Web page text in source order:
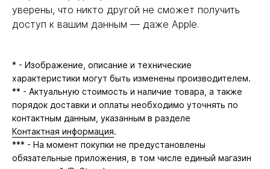
уверены, что никто другой не сможет получить
доступ к вашим данным — даже Apple.
* - Изображение, описание и технические
характеристики могут быть изменены производителем.
** - Актуальную стоимость и наличие товара, а также
порядок доставки и оплаты необходимо уточнять по
контактным данным, указанным в разделе
Контактная информация.
*** - На момент покупки не предустановлены
обязательные приложения, в том числе единый магазин